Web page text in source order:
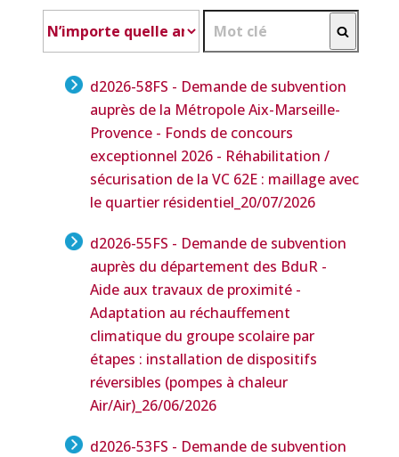
Chercher
d2026-58FS - Demande de subvention
auprès de la Métropole Aix-Marseille-
Provence - Fonds de concours
exceptionnel 2026 - Réhabilitation /
sécurisation de la VC 62E : maillage avec
le quartier résidentiel _20/07/2026
d2026-55FS - Demande de subvention
auprès du département des BduR -
Aide aux travaux de proximité -
Adaptation au réchauffement
climatique du groupe scolaire par
étapes : installation de dispositifs
réversibles (pompes à chaleur
Air/Air)_26/06/2026
d2026-53FS - Demande de subvention